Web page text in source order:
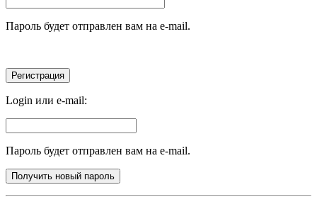
Пароль будет отправлен вам на e-mail.
Login или e-mail:
Пароль будет отправлен вам на e-mail.